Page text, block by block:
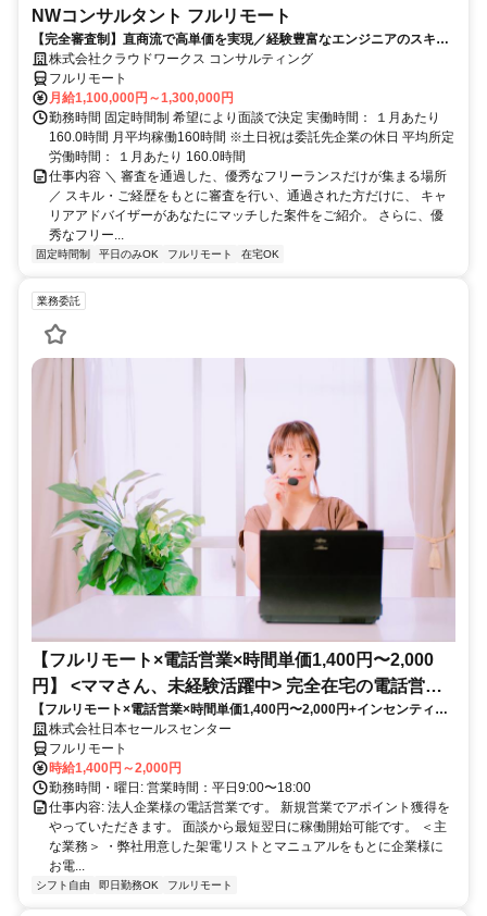
NWコンサルタント フルリモート
【完全審査制】直商流で高単価を実現／経験豊富なエンジニアのスキル
に合致した案件を多数保有
株式会社クラウドワークス コンサルティング
フルリモート
月給1,100,000円～1,300,000円
勤務時間 固定時間制 希望により面談で決定 実働時間： １月あたり
160.0時間 月平均稼働160時間 ※土日祝は委託先企業の休日 平均所定
労働時間： １月あたり 160.0時間
仕事内容 ＼ 審査を通過した、優秀なフリーランスだけが集まる場所
／ スキル・ご経歴をもとに審査を行い、通過された方だけに、 キャ
リアアドバイザーがあなたにマッチした案件をご紹介。 さらに、優
秀なフリー...
固定時間制 平日のみOK フルリモート 在宅OK
業務委託
【フルリモート×電話営業×時間単価1,400円〜2,000
円】 <ママさん、未経験活躍中> 完全在宅の電話営業
で家庭と仕事の両立を実現
【フルリモート×電話営業×時間単価1,400円〜2,000円+インセンティブ
あり】 ＜ママさん、未経験活躍中＞ 完全在宅の電話営業で家庭と仕事の
両立を実現
株式会社日本セールスセンター
フルリモート
時給1,400円～2,000円
勤務時間・曜日: 営業時間：平日9:00〜18:00
仕事内容: 法人企業様の電話営業です。 新規営業でアポイント獲得を
やっていただきます。 面談から最短翌日に稼働開始可能です。 ＜主
な業務＞ ・弊社用意した架電リストとマニュアルをもとに企業様に
お電...
シフト自由 即日勤務OK フルリモート